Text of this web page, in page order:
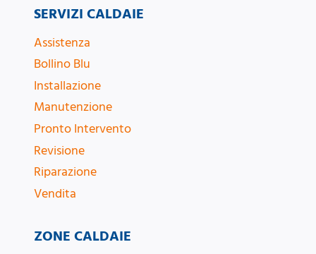
SERVIZI CALDAIE
Assistenza
Bollino Blu
Installazione
Manutenzione
Pronto Intervento
Revisione
Riparazione
Vendita
ZONE CALDAIE